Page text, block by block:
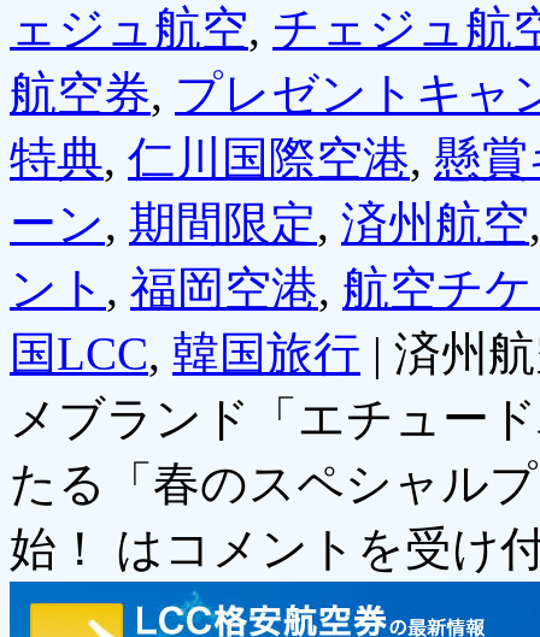
ェジュ航空, チェジュ航
航空券, プレゼントキャ
特典, 仁川国際空港, 懸
ーン, 期間限定, 済州航空
ント , 福岡空港, 航空チ
国LCC, 韓国旅行 | 済州
メブランド「エチュー
たる「春のスペシャル
始！ は コメントを受け